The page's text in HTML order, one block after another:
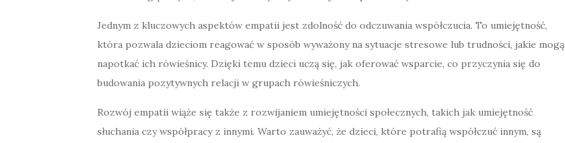
Jednym z kluczowych aspektów empatii jest zdolność do odczuwania współczucia. To umiejętność,
która pozwala dzieciom reagować w sposób wyważony na sytuacje stresowe lub trudności, jakie mogą
napotkać ich rówieśnicy. Dzięki temu dzieci uczą się, jak oferować wsparcie, co przyczynia się do
budowania pozytywnych relacji w grupach rówieśniczych.
Rozwój empatii wiąże się także z rozwijaniem umiejętności społecznych, takich jak umiejętność
słuchania czy współpracy z innymi. Warto zauważyć, że dzieci, które potrafią współczuć innym, są